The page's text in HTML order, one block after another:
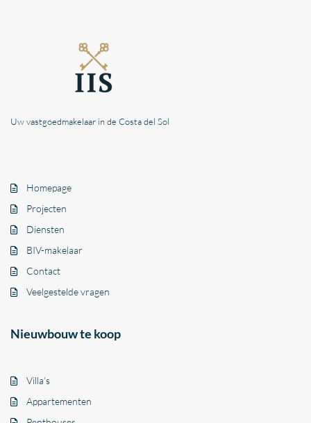
Uw vastgoedmakelaar in de Costa del Sol
Homepage
Projecten
Diensten
BIV-makelaar
Contact
Veelgestelde vragen
Nieuwbouw te koop
Villa’s
Appartementen